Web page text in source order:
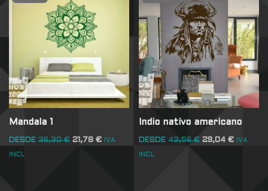
Mandala 1
DESDE 36,30€ 21,78 € IVA
INCL
Indio nativo americano
DESDE 43,56€ 29,04€ IVA
INCL